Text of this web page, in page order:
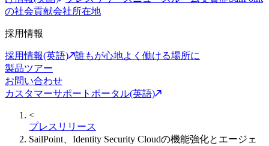
の社会貢献会社所在地
採用情報
採用情報(英語)
誰もが心地よく働ける場所に
製品ツアー
お問い合わせ
カスタマーサポートポータル(英語)
<
プレスリリース
SailPoint、Identity Security Cloudの機能強化とエージェ